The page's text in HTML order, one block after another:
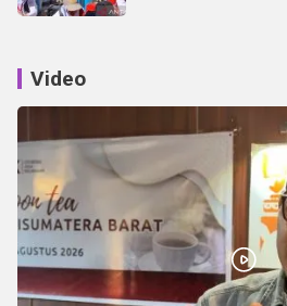
Video